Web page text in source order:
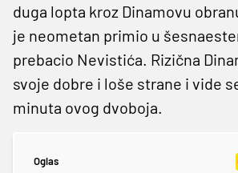
duga lopta kroz Dinamovu
je neometan primio u
prebacio Nevistića. Rizična
svoje dobre i loše strane i vide
minuta ovog dvoboja.
Oglas